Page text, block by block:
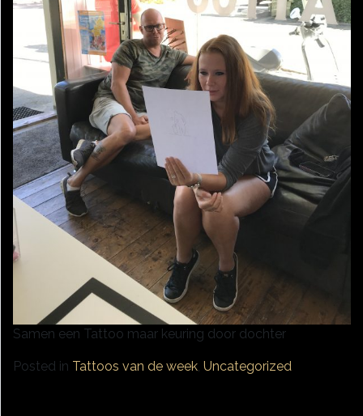
Samen een Tattoo maar keuring door dochter
Posted in Tattoos van de week, Uncategorized